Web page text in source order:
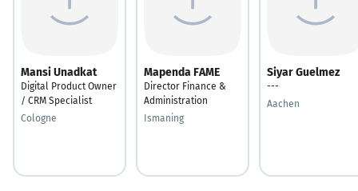
Mansi Unadkat
Digital Product Owner
/ CRM Specialist
Cologne
Mapenda FAME
Director Finance &
Administration
Ismaning
Siyar Guelmez
---
Aachen